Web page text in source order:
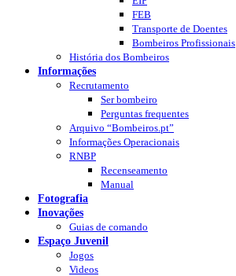
FEB
Transporte de Doentes
Bombeiros Profissionais
História dos Bombeiros
Informações
Recrutamento
Ser bombeiro
Perguntas frequentes
Arquivo “Bombeiros.pt”
Informações Operacionais
RNBP
Recenseamento
Manual
Fotografia
Inovações
Guias de comando
Espaço Juvenil
Jogos
Videos